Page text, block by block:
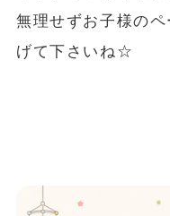
無理せずお子様の
げて下さいね☆